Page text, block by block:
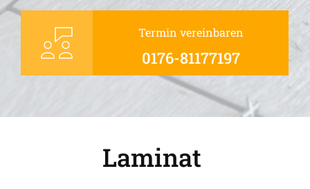
Termin vereinbaren
0176-81177197
Laminat